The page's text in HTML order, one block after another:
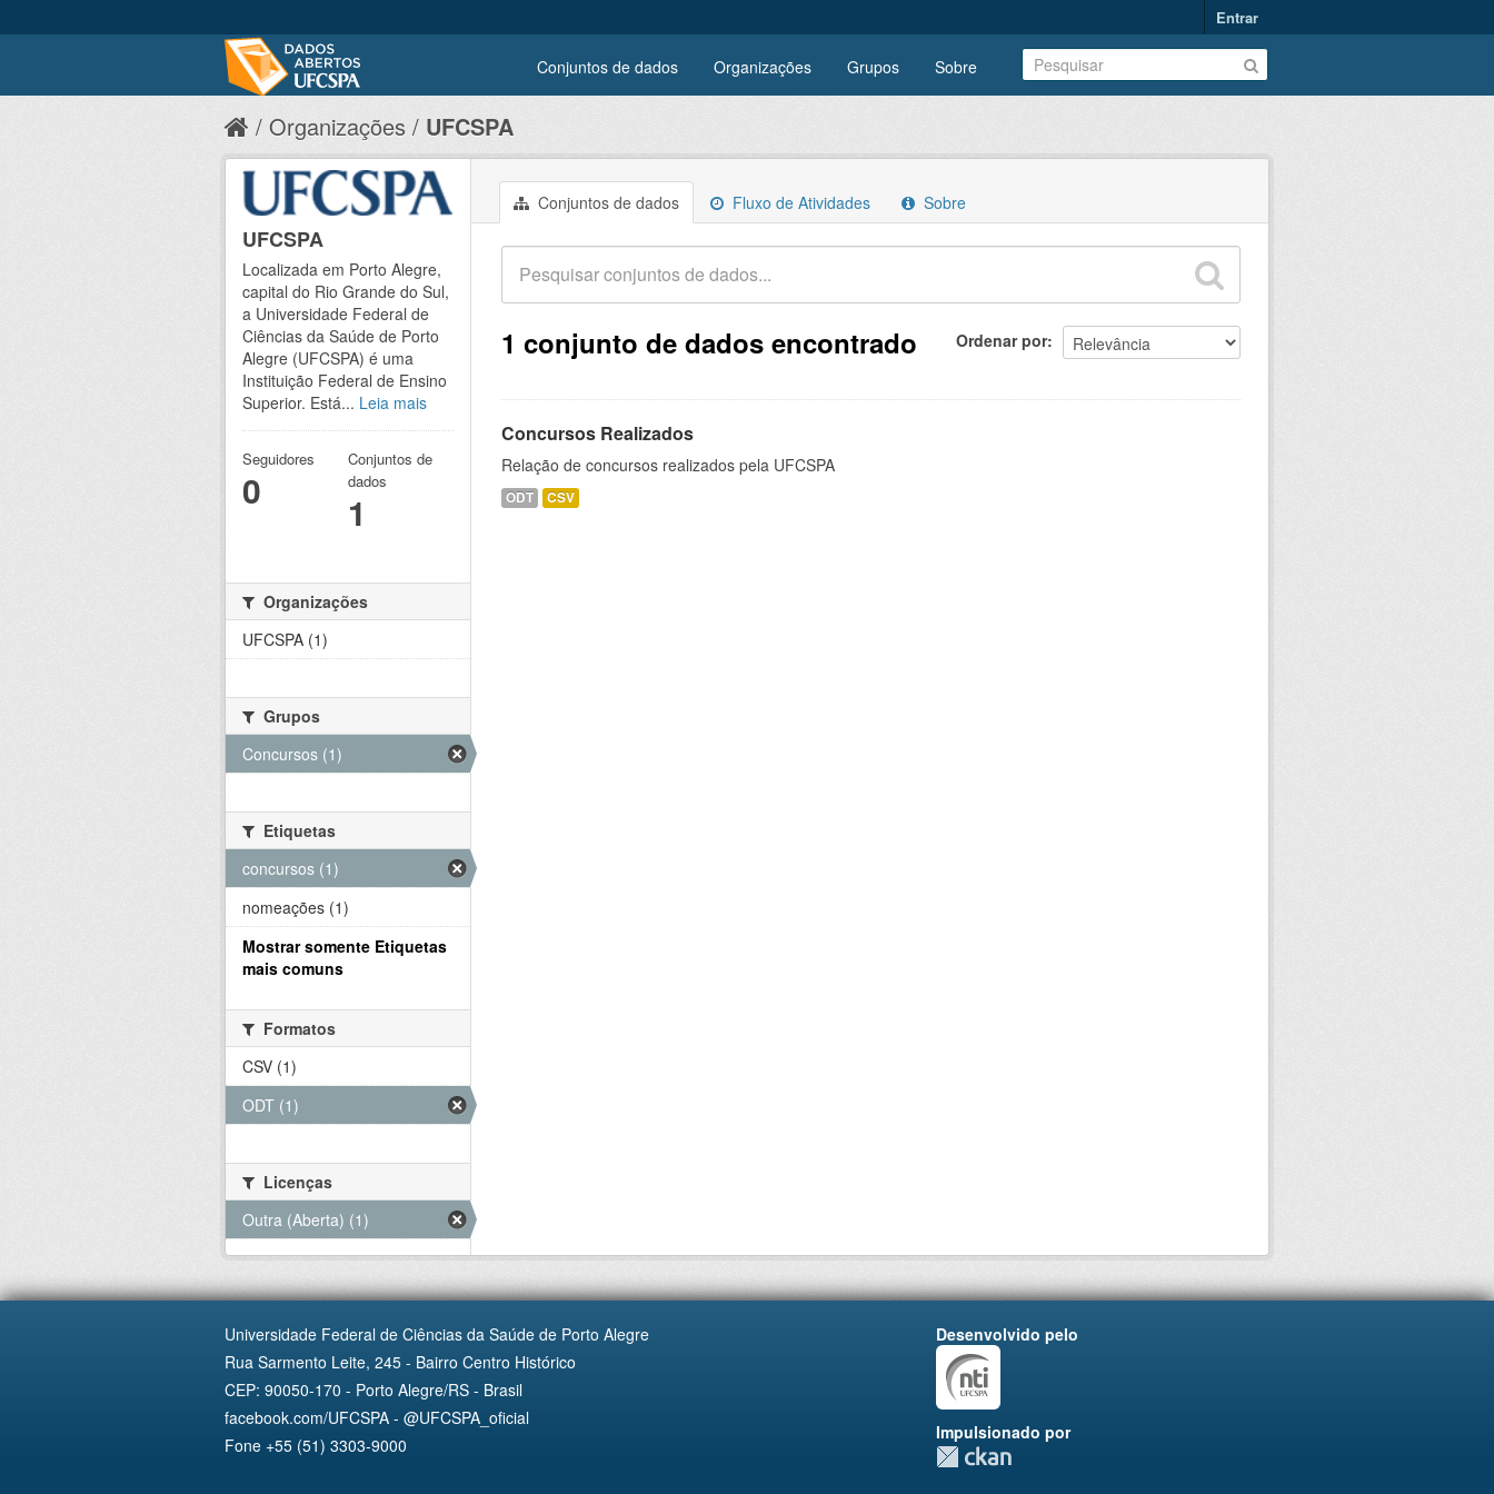
Entrar
Conjuntos de dados Organizações Grupos Sobre
Organizações UFCSPA
Conjuntos de dados Fluxo de Atividades Sobre
Ordenar por
1 conjunto de dados encontrado
Concursos Realizados
Relação de concursos realizados pela UFCSPA
ODT CSV
UFCSPA
Localizada em Porto Alegre,
capital do Rio Grande do Sul,
a Universidade Federal de
Ciências da Saúde de Porto
Alegre (UFCSPA) é uma
Instituição Federal de Ensino
Superior. Está... Leia mais
Seguidores
0
Conjuntos de
dados
1
Organizações
UFCSPA (1)
Grupos
Concursos (1)
Etiquetas
concursos (1)
nomeações (1)
Mostrar somente Etiquetas
mais comuns
Formatos
CSV (1)
ODT (1)
Licenças
Outra (Aberta) (1)
Universidade Federal de Ciências da Saúde de Porto Alegre
Rua Sarmento Leite, 245 - Bairro Centro Histórico
CEP: 90050-170 - Porto Alegre/RS - Brasil
facebook.com/UFCSPA - @UFCSPA_oficial
Fone +55 (51) 3303-9000
Desenvolvido pelo
Impulsionado por